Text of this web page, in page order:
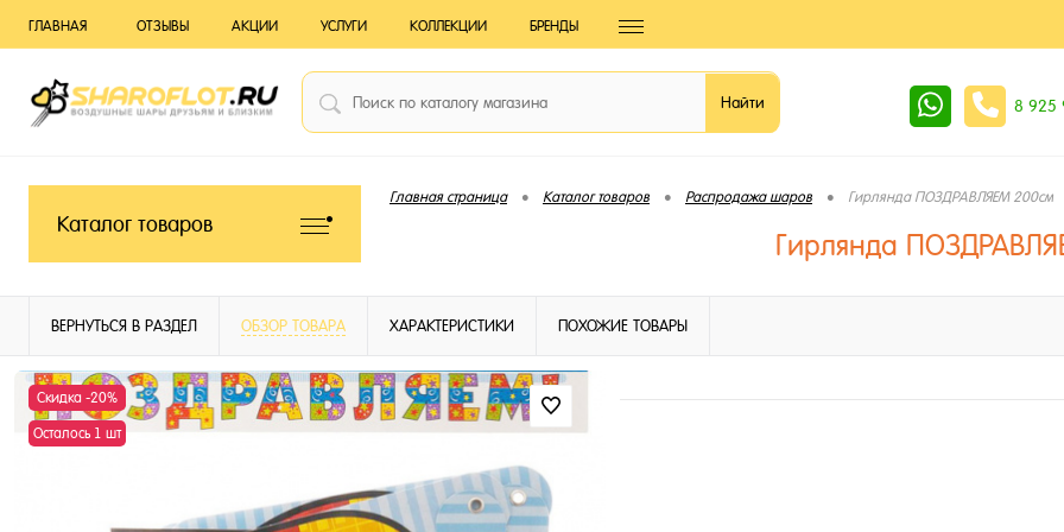
ГЛАВНАЯ ОТЗЫВЫ АКЦИИ УСЛУГИ КОЛЛЕКЦИИ БРЕНДЫ
8 925
Каталог товаров
Главная страница • Каталог товаров • Распродажа шаров • Гирлянда ПОЗДРАВЛЯЕМ 200см
Гирлянда
ВЕРНУТЬСЯ В РАЗДЕЛ ОБЗОР ТОВАРА ХАРАКТЕРИСТИКИ ПОХОЖИЕ ТОВАРЫ
Скидка -20%
Осталось 1 шт